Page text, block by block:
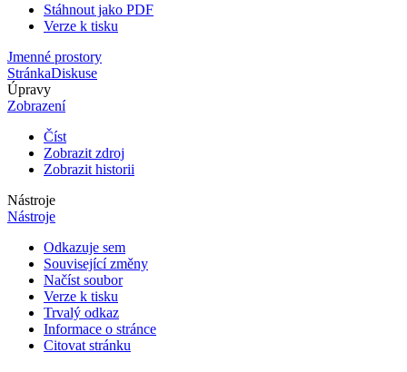
Stáhnout jako PDF
Verze k tisku
Jmenné prostory
StránkaDiskuse
Úpravy
Zobrazení
Číst
Zobrazit zdroj
Zobrazit historii
Nástroje
Nástroje
Odkazuje sem
Související změny
Načíst soubor
Verze k tisku
Trvalý odkaz
Informace o stránce
Citovat stránku